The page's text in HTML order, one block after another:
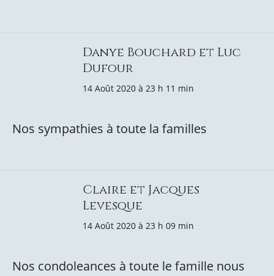
Danye Bouchard et Luc
Dufour
14 Août 2020 à 23 h 11 min
Nos sympathies à toute la familles
Claire et Jacques
Levesque
14 Août 2020 à 23 h 09 min
Nos condoleances à toute le famille nous